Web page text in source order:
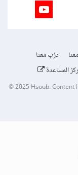
درّب معنا
المساعدة
© 2025Hsoub.